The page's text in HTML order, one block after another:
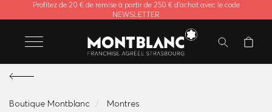
Profitez de 20 € de remise à partir de 250 € d'achat avec le code
NEWSLETTER
Boutique Montblanc
Montres